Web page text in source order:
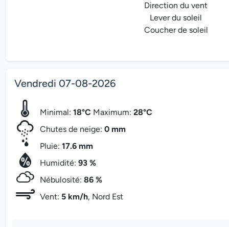
Direction du vent
Lever du soleil
Coucher de soleil
Vendredi 07-08-2026
Minimal: 18°C Maximum: 28°C
Chutes de neige: 0 mm
Pluie: 17.6 mm
Humidité: 93 %
Nébulosité: 86 %
Vent: 5 km/h, Nord Est